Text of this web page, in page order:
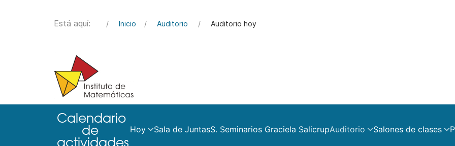
Está aquí: Inicio Auditorio Auditorio hoy
Hoy Sala de JuntasS. Seminarios Graciela SalicrupAuditorio Salones de clases